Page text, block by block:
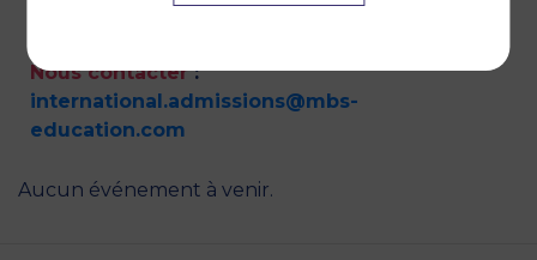
Nous contacter:
international.admissions@mbs-
education.com
Aucun événement à venir.